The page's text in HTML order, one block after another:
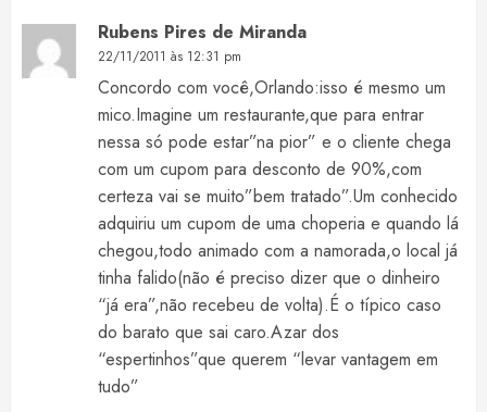
Rubens Pires de Miranda
22/11/2011 às 12:31 pm
Concordo com você,Orlando:isso é mesmo um
mico.Imagine um restaurante,que para entrar
nessa só pode estar”na pior” e o cliente chega
com um cupom para desconto de 90%,com
certeza vai se muito”bem tratado”.Um conhecido
adquiriu um cupom de uma choperia e quando lá
chegou,todo animado com a namorada,o local já
tinha falido(não é preciso dizer que o dinheiro
“já era”,não recebeu de volta).É o típico caso
do barato que sai caro.Azar dos
“espertinhos”que querem “levar vantagem em
tudo”